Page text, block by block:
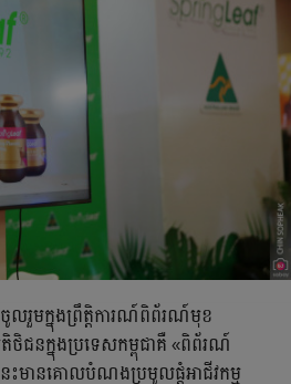
ចូលរួមក្នុងព្រឹត្តិការណ៍ពិព័រណ៍មុខ
នក្នុងប្រទេសកម្ពុជាគឺ «ពិព័រណ៍
ះមានគោលបំណងប្រមូលផ្តុំអាជីវកម្ម